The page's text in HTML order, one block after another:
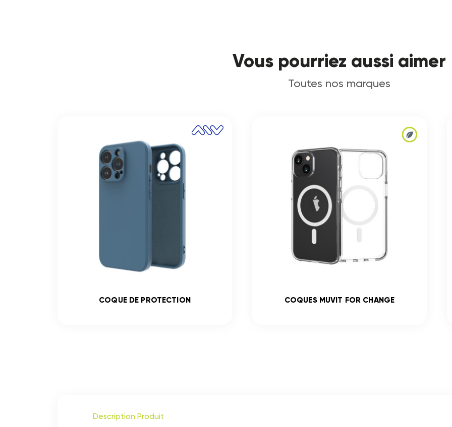
Vous pourriez aussi aimer
Toutes nos marques
COQUE DE PROTECTION COQUES MUVIT FOR CHANGE
Description Produit